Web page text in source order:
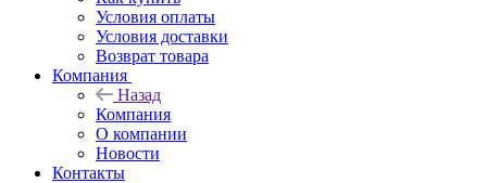
Условия оплаты
Условия доставки
Возврат товара
Компания
Назад
Компания
О компании
Новости
Контакты